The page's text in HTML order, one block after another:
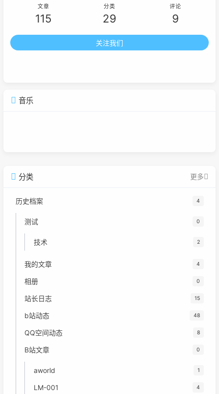
文章
115
分类
29
评论
9
关注我们
音乐
分类 更多
历史档案 4
测试 0
技术 2
我的文章 4
相册 0
站长日志 15
b站动态 48
QQ空间动态 8
B站文章 0
aworld 1
LM-001 4